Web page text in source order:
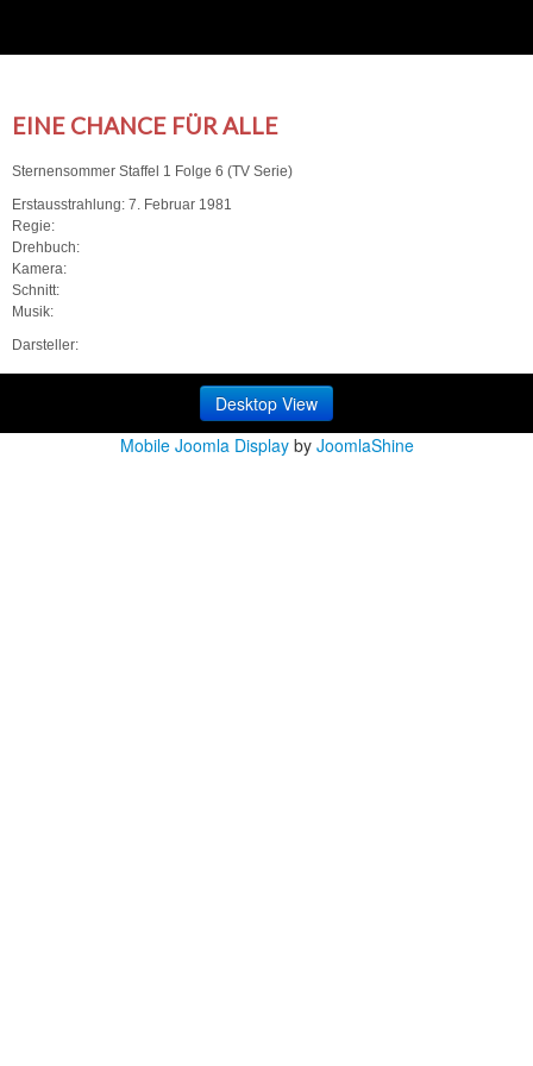
EINE CHANCE FÜR ALLE
Sternensommer Staffel 1 Folge 6 (TV Serie)
Erstausstrahlung: 7. Februar 1981
Regie:
Drehbuch:
Kamera:
Schnitt:
Musik:
Darsteller:
Desktop View
Mobile Joomla Displayby JoomlaShine